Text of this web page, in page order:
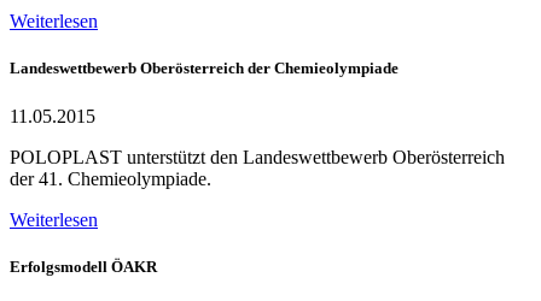
Weiterlesen
Landeswettbewerb Oberösterreich der Chemieolympiade
11.05.2015
POLOPLAST unterstützt den Landeswettbewerb Oberösterreich
der 41. Chemieolympiade.
Weiterlesen
Erfolgsmodell ÖAKR